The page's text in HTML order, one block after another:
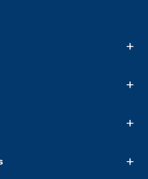
+
+
+
+